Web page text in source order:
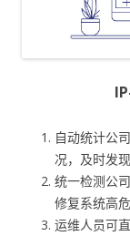
自动统计公
况，及时发
统一检测公
修复系统高
运维人员可